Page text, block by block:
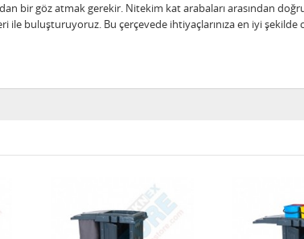
bir göz atmak gerekir. Nitekim kat arabaları arasından
buluşturuyoruz. Bu çerçevede ihtiyaçlarınıza en iyi şekilde